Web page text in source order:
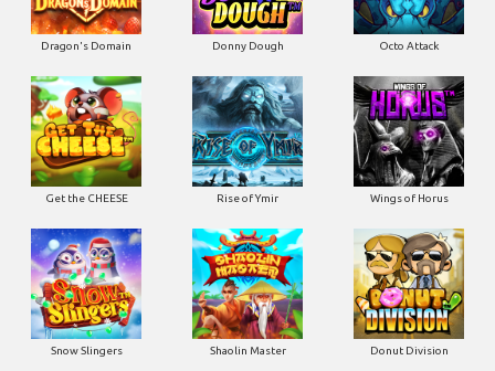
Dragon's Domain Donny Dough Octo Attack
Get the CHEESE Rise of Ymir Wings of Horus
Snow Slingers Shaolin Master Donut Division